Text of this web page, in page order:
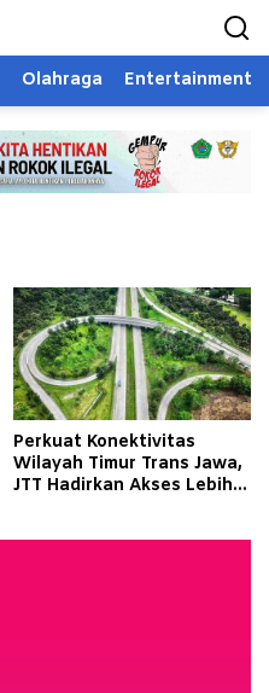
Olahraga Entertainment
Perkuat Konektivitas
Wilayah Timur Trans Jawa,
JTT Hadirkan Akses Lebih